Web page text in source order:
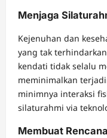
Menjaga
Kejenuhan dan
yang tak
kendati tidak selalu
meminimalkan
minimnya interaksi
silaturahmi via
Membuat